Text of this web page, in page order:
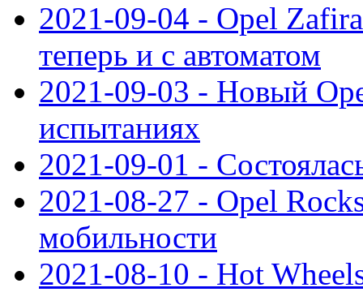
2021-09-04 - Opel
теперь и с автоматом
2021-09-03 - Новый
испытаниях
2021-09-01 -
2021-08-27 - Opel
мобильности
2021-08-10 - Hot